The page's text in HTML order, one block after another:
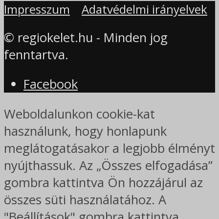
Impresszum Adatvédelmi irányelvek
© regiokelet.hu - Minden jog
fenntartva.
Facebook
Weboldalunkon cookie-kat
használunk, hogy honlapunk
meglátogatásakor a legjobb élményt
nyújthassuk. Az „Összes elfogadása”
gombra kattintva Ön hozzájárul az
összes süti használatához. A